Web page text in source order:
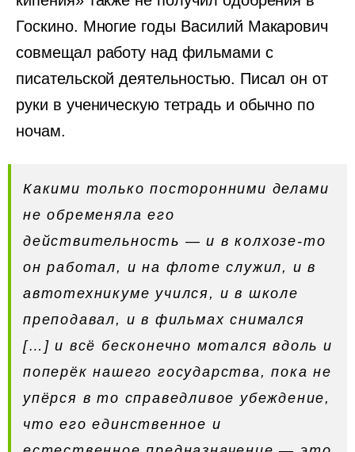
Госкино. Многие годы Василий Макарович
совмещал работу над фильмами с
писательской деятельностью. Писал он от
руки в ученическую тетрадь и обычно по
ночам.
Какими только посторонними делами
не обременяла его
действительность — и в колхозе-то
он работал, и на флоте служил, и в
автотехникуме учился, и в школе
преподавал, и в фильмах снимался
[…] и всё бесконечно мотался вдоль и
поперёк нашего государства, пока не
упёрся в то справедливое убеждение,
что его единственное и